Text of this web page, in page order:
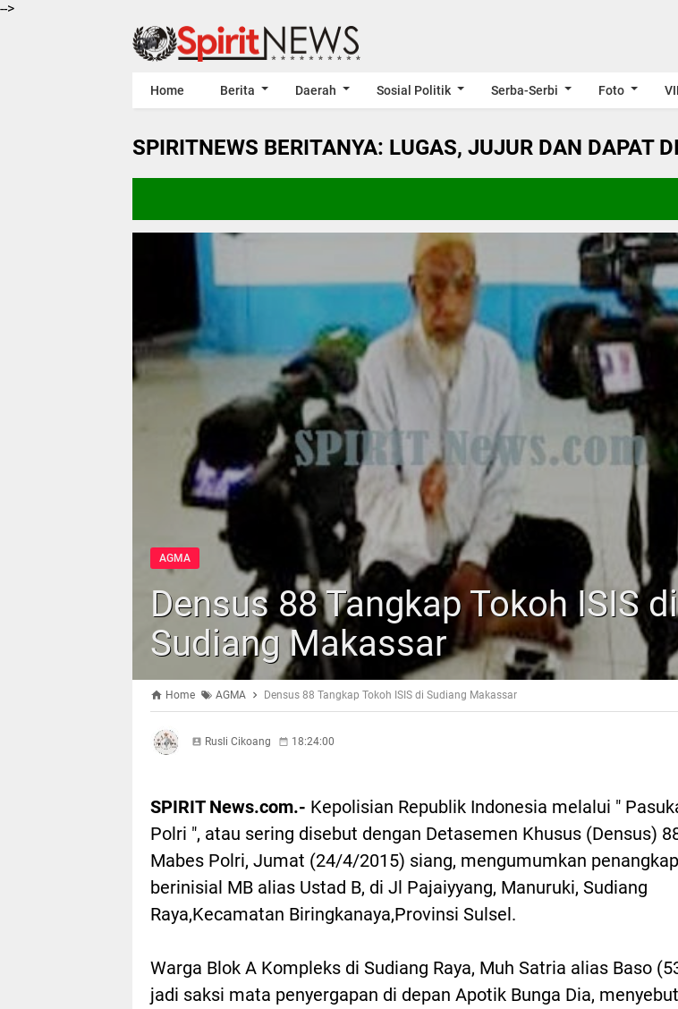
-->
Home Berita Daerah Sosial Politik Serba-Serbi Foto
SPIRITNEWS BERITANYA: LUGAS, JUJUR DAN DAPAT
AGMA
Densus 88 Tangkap Tokoh ISIS di
Sudiang Makassar
Home AGMA Densus 88 Tangkap Tokoh ISIS di Sudiang Makassar
Rusli Cikoang 18:24:00
SPIRIT News.com.- Kepolisian Republik Indonesia melalui "
Polri ", atau sering disebut dengan Detasemen Khusus (Densus)
Mabes Polri, Jumat (24/4/2015) siang, mengumumkan
berinisial MB alias Ustad B, di Jl Pajaiyyang, Manuruki, Sudiang
Raya,Kecamatan Biringkanaya,Provinsi Sulsel.
Warga Blok A Kompleks di Sudiang Raya, Muh Satria alias Baso
jadi saksi mata penyergapan di depan Apotik Bunga Dia,